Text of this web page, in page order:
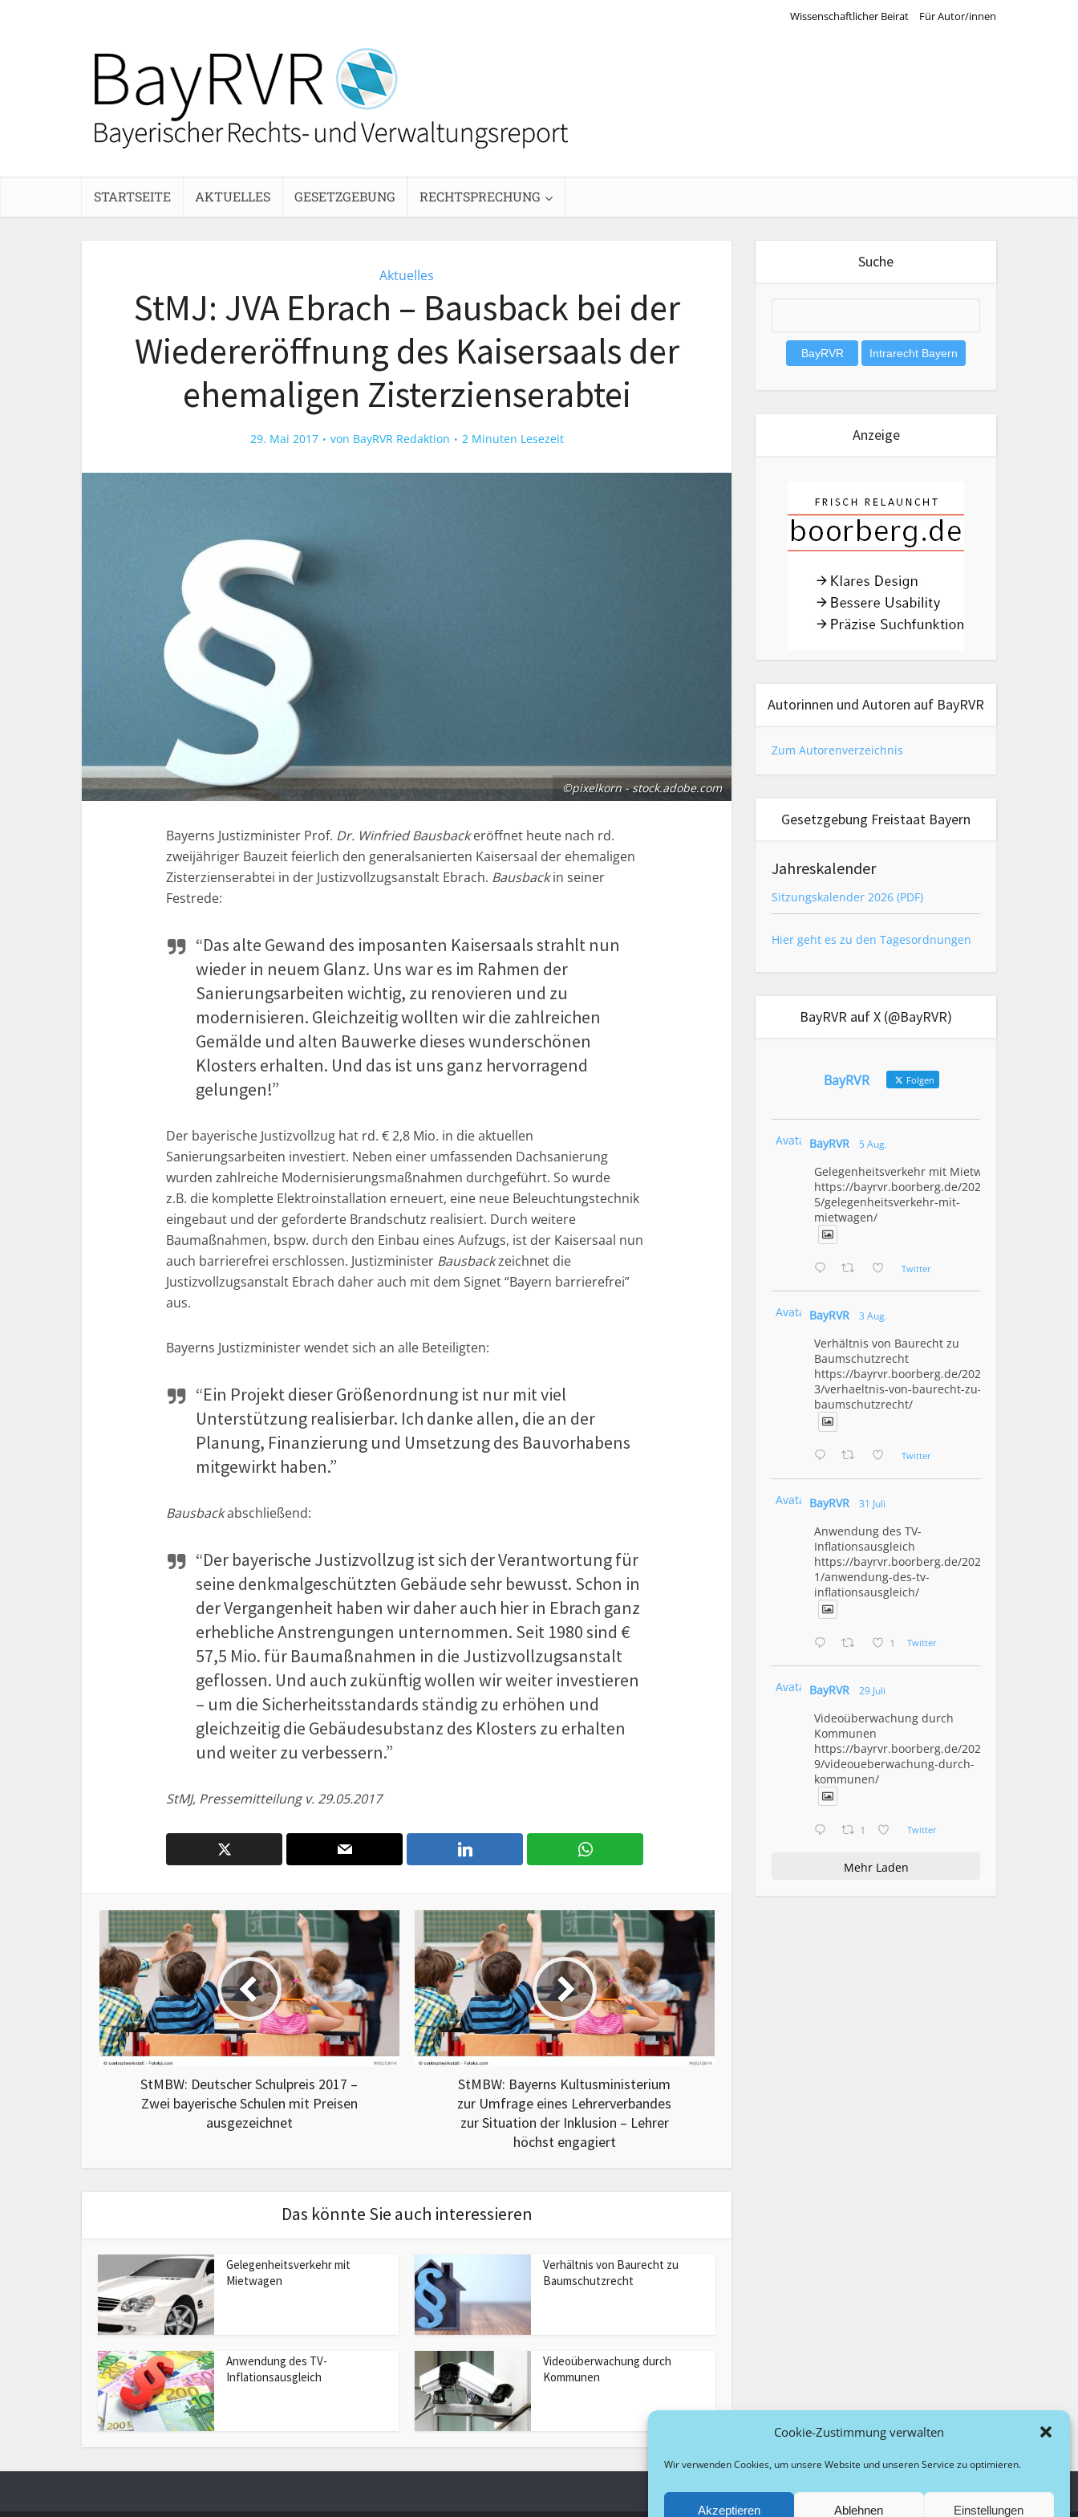
Cookie-Zustimmung verwalten
Wir verwenden Cookies, um unsere Website und unseren Service zu optimieren.
Akzeptieren Ablehnen Einstellungen
Wissenschaftlicher Beirat Für Autor/innen
STARTSEITE AKTUELLES GESETZGEBUNG RECHTSPRECHUNG
Aktuelles
StMJ: JVA Ebrach – Bausback bei der
Wiedereröffnung des Kaisersaals der
ehemaligen Zisterzienserabtei
29. Mai 2017 von BayRVR Redaktion 2 Minuten Lesezeit
©pixelkorn - stock.adobe.com
Bayerns Justizminister Prof. Dr. Winfried Bausbackeröffnet heute nach rd.
zweijähriger Bauzeit feierlich den generalsanierten Kaisersaal der ehemaligen
Zisterzienserabtei in der Justizvollzugsanstalt Ebrach. Bausbackin seiner
Festrede:
“Das alte Gewand des imposanten Kaisersaals strahlt nun
wieder in neuem Glanz. Uns war es im Rahmen der
Sanierungsarbeiten wichtig, zu renovieren und zu
modernisieren. Gleichzeitig wollten wir die zahlreichen
Gemälde und alten Bauwerke dieses wunderschönen
Klosters erhalten. Und das ist uns ganz hervorragend
gelungen!”
Der bayerische Justizvollzug hat rd. € 2,8 Mio. in die aktuellen
Sanierungsarbeiten investiert. Neben einer umfassenden Dachsanierung
wurden zahlreiche Modernisierungsmaßnahmen durchgeführt. So wurde
z.B. die komplette Elektroinstallation erneuert, eine neue Beleuchtungstechnik
eingebaut und der geforderte Brandschutz realisiert. Durch weitere
Baumaßnahmen, bspw. durch den Einbau eines Aufzugs, ist der Kaisersaal nun
auch barrierefrei erschlossen. Justizminister Bausbackzeichnet die
Justizvollzugsanstalt Ebrach daher auch mit dem Signet “Bayern barrierefrei”
aus.
Bayerns Justizminister wendet sich an alle Beteiligten:
“Ein Projekt dieser Größenordnung ist nur mit viel
Unterstützung realisierbar. Ich danke allen, die an der
Planung, Finanzierung und Umsetzung des Bauvorhabens
mitgewirkt haben.”
Bausbackabschließend:
“Der bayerische Justizvollzug ist sich der Verantwortung für
seine denkmalgeschützten Gebäude sehr bewusst. Schon in
der Vergangenheit haben wir daher auch hier in Ebrach ganz
erhebliche Anstrengungen unternommen. Seit 1980 sind €
57,5 Mio. für Baumaßnahmen in die Justizvollzugsanstalt
geflossen. Und auch zukünftig wollen wir weiter investieren
– um die Sicherheitsstandards ständig zu erhöhen und
gleichzeitig die Gebäudesubstanz des Klosters zu erhalten
und weiter zu verbessern.”
StMJ, Pressemitteilung v. 29.05.2017
StMBW: Deutscher Schulpreis 2017 –
Zwei bayerische Schulen mit Preisen
ausgezeichnet
StMBW: Bayerns Kultusministerium
zur Umfrage eines Lehrerverbandes
zur Situation der Inklusion – Lehrer
höchst engagiert
Das könnte Sie auch interessieren
Gelegenheitsverkehr mit
Mietwagen
Verhältnis von Baurecht zu
Baumschutzrecht
Anwendung des TV-
Inflationsausgleich
Videoüberwachung durch
Kommunen
Suche
Anzeige
Autorinnen und Autoren auf BayRVR
Zum Autorenverzeichnis
Gesetzgebung Freistaat Bayern
Jahreskalender
Sitzungskalender 2026 (PDF)
Hier geht es zu den Tagesordnungen
BayRVR auf X (@BayRVR)
BayRVR Folgen
Avatar BayRVR 5 Aug.
Gelegenheitsverkehr mit Mietwagen
https://bayrvr.boorberg.de/2026/08/0
5/gelegenheitsverkehr-mit-
mietwagen/
Twitter
Avatar BayRVR 3 Aug.
Verhältnis von Baurecht zu
Baumschutzrecht
https://bayrvr.boorberg.de/2026/08/0
3/verhaeltnis-von-baurecht-zu-
baumschutzrecht/
Twitter
Avatar BayRVR 31 Juli
Anwendung des TV-
Inflationsausgleich
https://bayrvr.boorberg.de/2026/07/3
1/anwendung-des-tv-
inflationsausgleich/
1 Twitter
Avatar BayRVR 29 Juli
Videoüberwachung durch
Kommunen
https://bayrvr.boorberg.de/2026/07/2
9/videoueberwachung-durch-
kommunen/
1 Twitter
Mehr Laden